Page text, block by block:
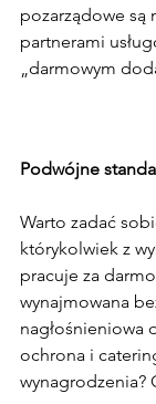
pozarządowe są
partnerami
„darmowym
Podwójne
Warto zadać
którykolwiek z
pracuje za
wynajmowana
nagłośnieniowa
ochrona i
wynagrodzenia?